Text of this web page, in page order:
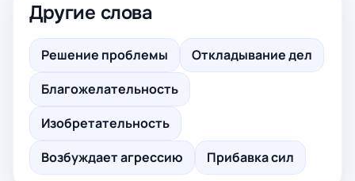
Другие слова
Решение проблемы
Откладывание дел
Благожелательность
Изобретательность
Возбуждает агрессию
Прибавка сил